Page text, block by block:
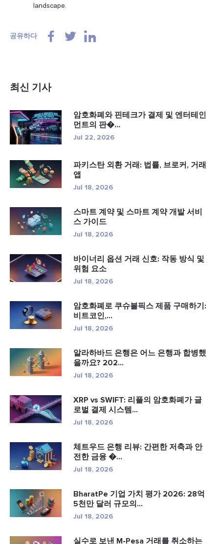
landscape.
공유하다
최신 기사
암호화폐와 핀테크가 결제 및 엔터테인
먼트의 판�...
Jul 22, 2026
파키스탄 외환 거래: 법률, 브로커, 거래
앱
Jul 18, 2026
스마트 계약 및 스마트 계약 개발 서비
스 가이드
Jul 18, 2026
바이너리 옵션 거래 신호: 작동 방식 및
위험 요소
Jul 18, 2026
암호화폐로 쿠슈볼픽스 제품 구매하기:
비트코인,...
Jul 18, 2026
알라하바드 은행은 어느 은행과 합병했
을까요? 202...
Jul 18, 2026
XRP vs SWIFT: 리플의 암호화폐가 글
로벌 결제 시스템...
Jul 18, 2026
체트우드 은행 리뷰: 간편한 저축과 안
전한 금융 �...
Jul 18, 2026
BharatPe 기업 가치 평가 2026: 28억
5천만 달러 규모의...
Jul 18, 2026
실수로 보낸 M-Pesa 거래를 취소하는